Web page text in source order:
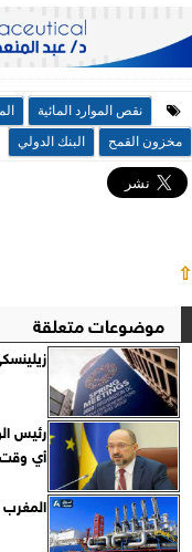
نقص الموارد المائية
مخزون القمح
البنك الدولي
⇧
موضوعات متعلقة
رئيس
أي
المغرب